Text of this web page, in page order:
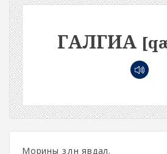
ГАЛГИА
Морины зөөлөн явдал.